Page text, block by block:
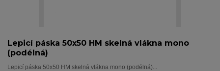
Lepicí páska 50x50 HM skelná vlákna mono
(podélná)
Lepicí páska 50x50 HM skelná vlákna mono (podélná)...